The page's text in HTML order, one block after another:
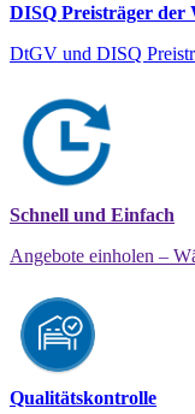
DISQ Preisträger der
DtGV und DISQ
Schnell und Einfach
Angebote einholen –
Qualitätskontrolle